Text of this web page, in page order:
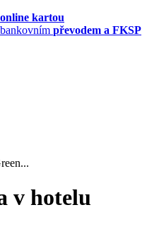
online kartou
převodem a FKSP
v hotelu